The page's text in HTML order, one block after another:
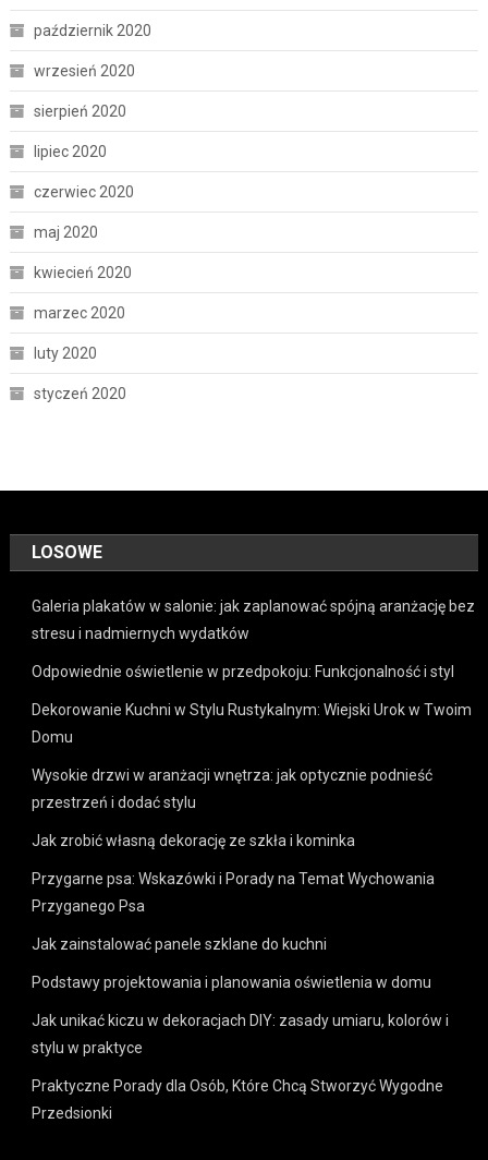
październik 2020
wrzesień 2020
sierpień 2020
lipiec 2020
czerwiec 2020
maj 2020
kwiecień 2020
marzec 2020
luty 2020
styczeń 2020
LOSOWE
Galeria plakatów w salonie: jak zaplanować spójną aranżację bez
stresu i nadmiernych wydatków
Odpowiednie oświetlenie w przedpokoju: Funkcjonalność i styl
Dekorowanie Kuchni w Stylu Rustykalnym: Wiejski Urok w Twoim
Domu
Wysokie drzwi w aranżacji wnętrza: jak optycznie podnieść
przestrzeń i dodać stylu
Jak zrobić własną dekorację ze szkła i kominka
Przygarne psa: Wskazówki i Porady na Temat Wychowania
Przyganego Psa
Jak zainstalować panele szklane do kuchni
Podstawy projektowania i planowania oświetlenia w domu
Jak unikać kiczu w dekoracjach DIY: zasady umiaru, kolorów i
stylu w praktyce
Praktyczne Porady dla Osób, Które Chcą Stworzyć Wygodne
Przedsionki